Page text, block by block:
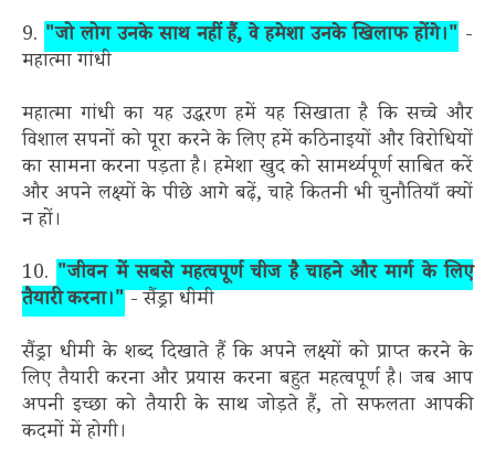
9. "जो लोग उनके साथ नहीं हैं, वे हमेशा उनके खिलाफ होंगे।" -
महात्मा गांधी
महात्मा गांधी का यह उद्धरण हमें यह सिखाता है कि सच्चे और
विशाल सपनों को पूरा करने के लिए हमें कठिनाइयों और विरोधियों
का सामना करना पड़ता है। हमेशा खुद को सामर्थ्यपूर्ण साबित करें
और अपने लक्ष्यों के पीछे आगे बढ़ें, चाहे कितनी भी चुनौतियाँ क्यों
न हों।
10. "जीवन में सबसे महत्वपूर्ण चीज है चाहने और मार्ग के लिए
तैयारी करना।"- सैंड्रा धीमी
सैंड्रा धीमी के शब्द दिखाते हैं कि अपने लक्ष्यों को प्राप्त करने के
लिए तैयारी करना और प्रयास करना बहुत महत्वपूर्ण है। जब आप
अपनी इच्छा को तैयारी के साथ जोड़ते हैं, तो सफलता आपकी
कदमों में होगी।